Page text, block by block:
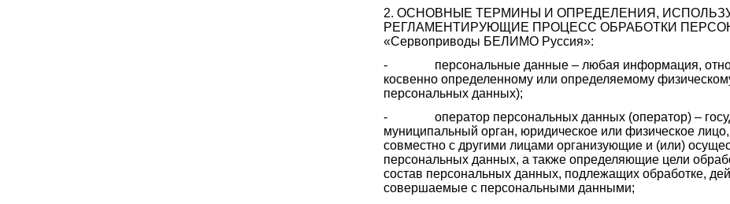
2. ОСНОВНЫЕ ТЕРМИНЫ И ОПРЕДЕЛЕНИЯ,
РЕГЛАМЕНТИРУЮЩИЕ ПРОЦЕСС ОБРАБОТКИ
«Сервоприводы БЕЛИМО Руссия»:
- персональные данные – любая информация,
косвенно определенному или определяемому
персональных данных);
- оператор персональных данных (оператор) –
муниципальный орган, юридическое или физическое
совместно с другими лицами организующие и (или)
персональных данных, а также определяющие цели
состав персональных данных, подлежащих обработке,
совершаемые с персональными данными;